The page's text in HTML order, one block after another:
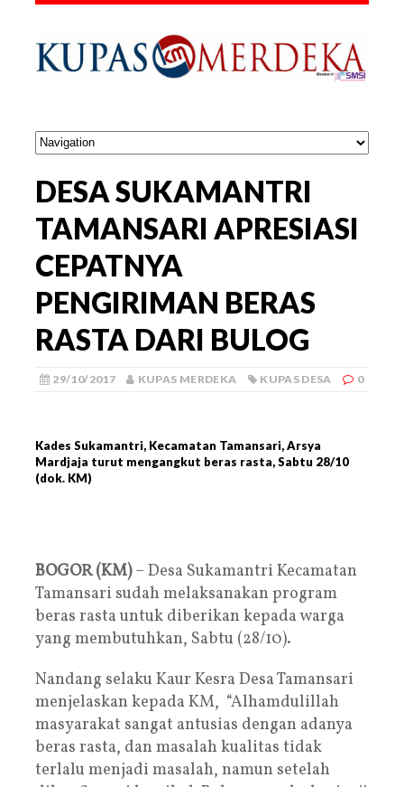
DESA SUKAMANTRI
TAMANSARI APRESIASI
CEPATNYA
PENGIRIMAN BERAS
RASTA DARI BULOG
29/10/2017 KUPAS MERDEKA KUPAS DESA 0
Kades Sukamantri, Kecamatan Tamansari, Arsya
Mardjaja turut mengangkut beras rasta, Sabtu 28/10
(dok. KM)
BOGOR (KM)– Desa Sukamantri Kecamatan
Tamansari sudah melaksanakan program
beras rasta untuk diberikan kepada warga
yang membutuhkan, Sabtu (28/10).
Nandang selaku Kaur Kesra Desa Tamansari
menjelaskan kepada KM, “Alhamdulillah
masyarakat sangat antusias dengan adanya
beras rasta, dan masalah kualitas tidak
terlalu menjadi masalah, namun setelah